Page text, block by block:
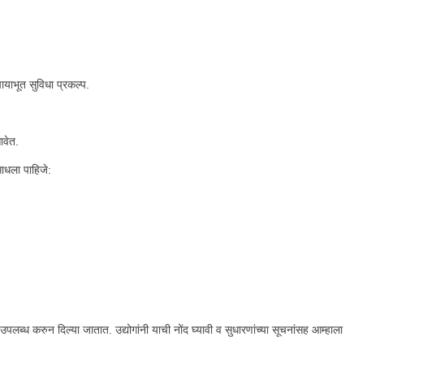
सुविधा प्रकल्प.
पाहिजे:
करुन दिल्या जातात. उद्योगांनी याची नोंद घ्यावी व सुधारणांच्या सूचनांसह आम्हाला